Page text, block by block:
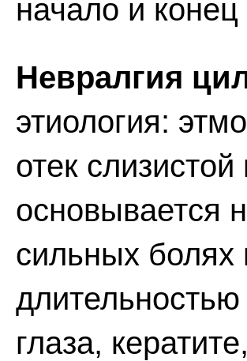
начало и
Невралгия
этиология:
отек
основывается
сильных болях
глаза,